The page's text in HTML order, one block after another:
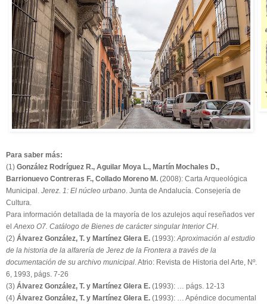
Para saber más:
(1) González Rodríguez R., Aguilar Moya L., Martín Mochales D.,
Barrionuevo Contreras F., Collado Moreno M. (2008): Carta Arqueológica
Municipal. Jerez. 1: El núcleo urbano . Junta de Andalucía. Consejería de
Cultura.
Para información detallada de la mayoría de los azulejos aquí reseñados ver
el Anexo O7. Catálogo de Bienes de carácter singular Interior CH
(2) Álvarez González, T. y Martínez Glera E. (1993): Aproximación al estudio
de la historia de la alfarería de Jerez de la Frontera a través de la
documentación de su archivo municipal . Atrio: Revista de Historia del Arte, Nº.
6, 1993, págs. 7-26
(3) Álvarez González, T. y Martínez Glera E. (1993): … págs. 12-13
(4) Álvarez González, T. y Martínez Glera E. (1993): … Apéndice documental